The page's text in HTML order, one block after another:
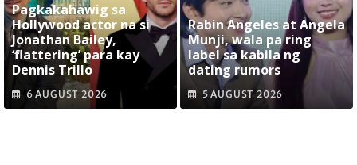
Pagkakahawig sa
Hollywood actor na si
Jonathan Bailey,
‘flattering’ para kay
Dennis Trillo
6 AUGUST 2026
Rabin Angeles at Angela
Munji, wala pa ring
label sa kabila ng
dating rumors
5 AUGUST 2026